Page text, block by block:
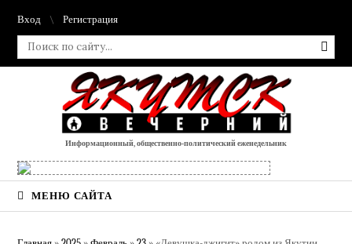
Вход Регистрация
Информационный, общественно-политический еженедельник
МЕНЮ САЙТА